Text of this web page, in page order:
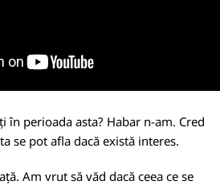
în perioada asta? Habar n-am. Cred
se pot afla dacă există interes.
Am vrut să văd dacă ceea ce se